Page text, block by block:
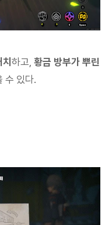
하고, 황금 방부가 뿌린
수 있다.